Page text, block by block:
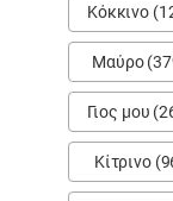
Κόκκινο
Μαύρο
Γιος μου
Κίτρινο